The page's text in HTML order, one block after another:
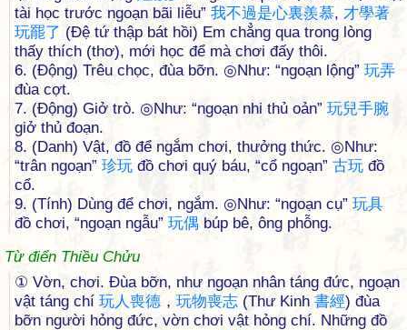
tài học trước ngoạn bãi liễu” 我不過是心裏羨慕, 才學著
玩罷了 (Đệ tứ thập bát hồi) Em chẳng qua trong lòng
thấy thích (thơ), mới học để mà chơi đấy thôi.
6. (Động) Trêu chọc, đùa bỡn. ◎Như: “ngoạn lộng” 玩弄
đùa cợt.
7. (Động) Giở trò. ◎Như: “ngoạn nhi thủ oản” 玩兒手腕
giở thủ đoạn.
8. (Danh) Vật, đồ để ngắm chơi, thưởng thức. ◎Như:
“trân ngoạn” 珍玩 đồ chơi quý báu, “cổ ngoạn” 古玩 đồ
cổ.
9. (Tính) Dùng để chơi, ngắm. ◎Như: “ngoạn cụ” 玩具
đồ chơi, “ngoạn ngẫu” 玩偶 búp bê, ông phỗng.
Từ điển Thiều Chửu
① Vờn, chơi. Ðùa bỡn, như ngoạn nhân táng đức, ngoạn
vật táng chí 玩人喪德 ， 玩物喪志 (Thư Kinh 書經) đùa
bỡn người hỏng đức, vờn chơi vật hỏng chí. Những đồ